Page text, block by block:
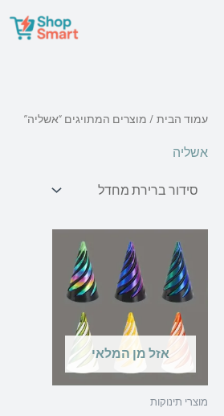
עמוד הבית / מוצרים המתויגים “אשליה”
אשליה
אזל מן המלאי
מוצרי תינוקות